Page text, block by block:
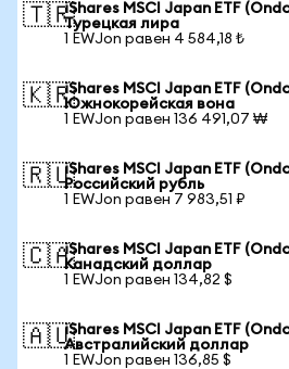
🇹🇷iShares MSCI Japan ETF
Турецкая лира
1 EWJon равен 4 584,18 ₺
🇰🇷iShares MSCI Japan ETF
Южнокорейская вона
1 EWJon равен 136 491,07 ₩
🇷🇺iShares MSCI Japan ETF
Российский рубль
1 EWJon равен 7 983,51 ₽
🇨🇦iShares MSCI Japan ETF
Канадский доллар
1 EWJon равен 134,82 $
🇦🇺iShares MSCI Japan ETF
Австралийский доллар
1 EWJon равен 136,85 $